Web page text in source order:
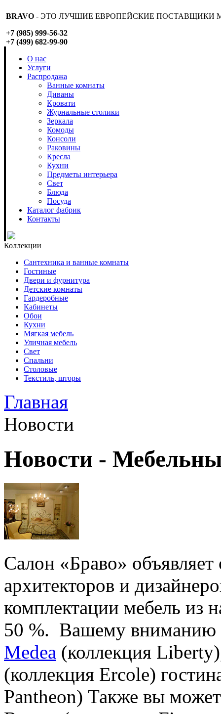
BRAVO - ЭТО ЛУЧШИЕ ЕВРОПЕЙСКИЕ ПОСТАВЩИКИ
+7 (985) 999-56-32
+7 (499) 682-99-90
О нас
Услуги
Распродажа
Ванные комнаты
Диваны
Кровати
Журнальные столики
Зеркала
Комоды
Консоли
Раковины
Кресла
Кухни
Предметы интерьера
Свет
Блюда
Посуда
Каталог фабрик
Контакты
Коллекции
Сантехника и ванные комнаты
Гостиные
Двери и фурнитура
Детские комнаты
Гардеробные
Кабинеты
Обои
Кухни
Мягкая мебель
Уличная мебель
Свет
Спальни
Столовые
Текстиль, шторы
Главная
Новости
Новости -
Салон «Браво»
архитекторов и
комплектации мебель из
50 %. Вашему вниманию
Medea (коллекция
(коллекция Ercole)
Pantheon) Также вы